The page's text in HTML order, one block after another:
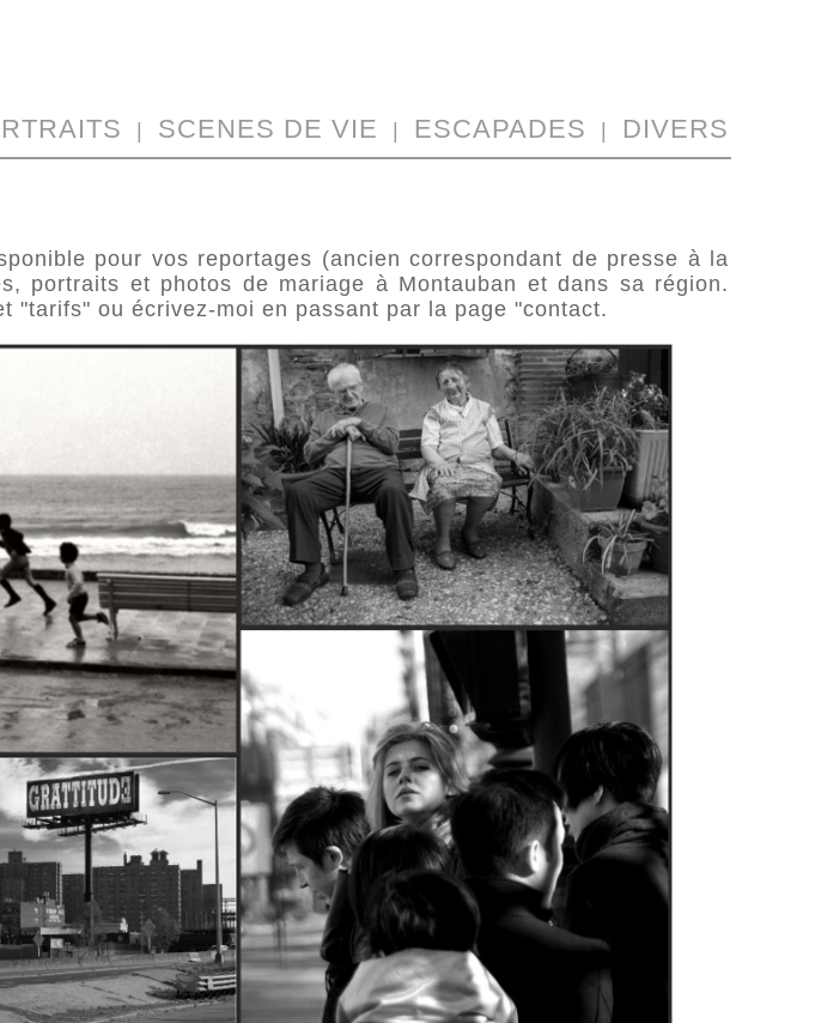
SCENES DE VIE ESCAPADES DIVERS
pour vos reportages (ancien correspondant de presse à la
portraits et photos de mariage à Montauban et dans sa région.
"tarifs" ou écrivez-moi en passant par la page "contact.